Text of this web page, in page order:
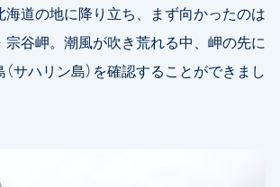
道の地に降り立ち、まず向かったのは
宗谷岬。潮風が吹き荒れる中、岬の先に
サハリン島）を確認することができまし